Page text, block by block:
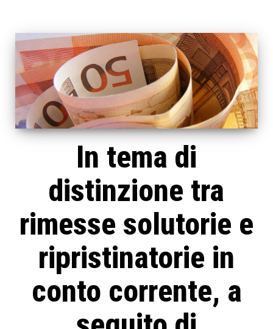
In tema di
distinzione tra
rimesse solutorie e
ripristinatorie in
conto corrente, a